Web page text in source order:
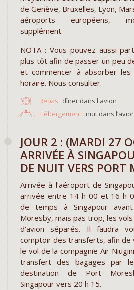
de Genève, Bruxelles, Lyon,
aéroports européens,
supplément.
NOTA : Vous pouvez aussi
plus tôt afin de passer un peu
et commencer à absorber
horaire. Nous consulter.
Repas : dîner dans l'avion
Hébergement : nuit dans
JOUR 2 : (MARDI 27
ARRIVÉE À
DE NUIT VERS PORT
Arrivée à l’aéroport de
arrivée entre 14 h 00 et 16 h
de temps à Singapour
Moresby, mais pas trop, les
d'avion séparés. Il faudra
comptoir des transferts, afin
le vol de la compagnie Air
transfert des bagages par
destination de Port
Singapour vers 20 h 15.